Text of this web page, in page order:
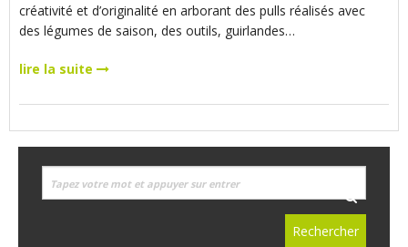
créativité et d’originalité en arborant des pulls réalisés avec
des légumes de saison, des outils, guirlandes…
lire la suite